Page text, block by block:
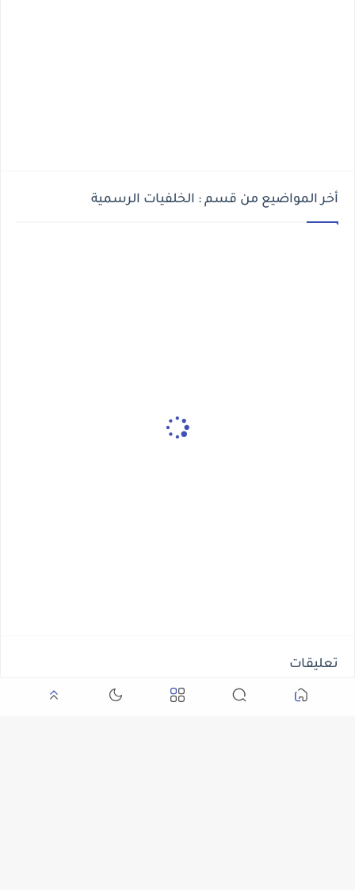
أخر المواضيع من قسم : الخلفيات الرسمية
تعليقات